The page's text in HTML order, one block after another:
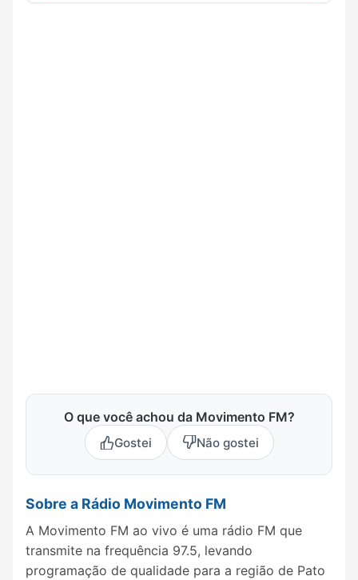
O que você achou da Movimento FM?
Gostei Não gostei
Sobre a Rádio Movimento FM
A Movimento FM ao vivo é uma rádio FM que
transmite na frequência 97.5, levando
programação de qualidade para a região de Pato